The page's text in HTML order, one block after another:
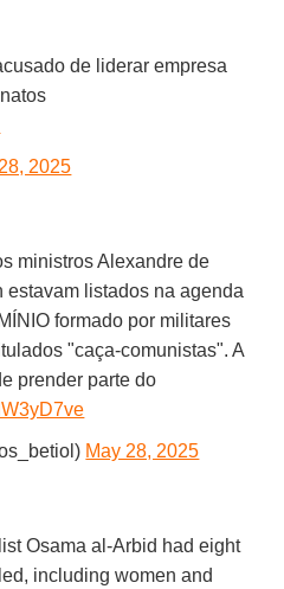
de liderar empresa
2025
ministros Alexandre de
estavam listados na agenda
formado por militares
"caça-comunistas". A
prender parte do
May 28, 2025
Osama al-Arbid had eight
including women and